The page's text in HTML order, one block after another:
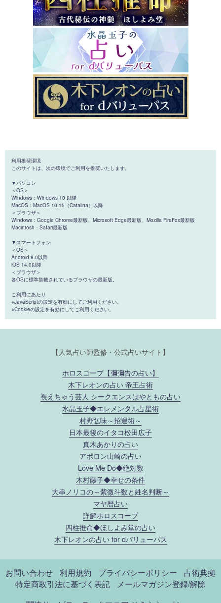
利用推奨環境
このサイトは、次の環境でご利用を推奨いたします。
▼パソコン
＜OS＞
Windows：Windows 10 以降
MacOS：MacOS 10.15（Catalina）以降
＜ブラウザ＞
Windows：Google Chrome最新版、Microsoft Edge最新版、Mozilla FireFox最新版
Macintosh：Safari最新版
▼スマートフォン
＜OS＞
Android 8.0以降
iOS 14.0以降
＜ブラウザ＞
各OSに標準搭載されているブラウザの最新版。
ご利用にあたり
※JavaScriptの設定を有効にしてご利用ください。
※Cookieの設定を有効にしてご利用ください。
【人気占い師監修・公式占いサイト】
ホロスコープ【彌彌告の占い】
木下レオンの占い 帝王占術
視えちゃう芸人 シークエンスはやともの占い
水晶玉子◆エレメンタル占星術
村野弘味～招運術～
日本最後のイタコ松田広子
真木あかりの占い
アポロン山崎の占い
Love Me Do◆絶対数
木村藤子◆幸せの条件
大串ノリコの～紫微斗数と姓名判断～
マヤ暦占い
詳解ホロスコープ
四柱推命◆ほしよみ堂の占い
木下レオンの占い for dバリューパス
お問い合わせ 利用規約 プライバシーポリシー
占術典拠
特定商取引法に基づく表記
メールマガジン登録/解除